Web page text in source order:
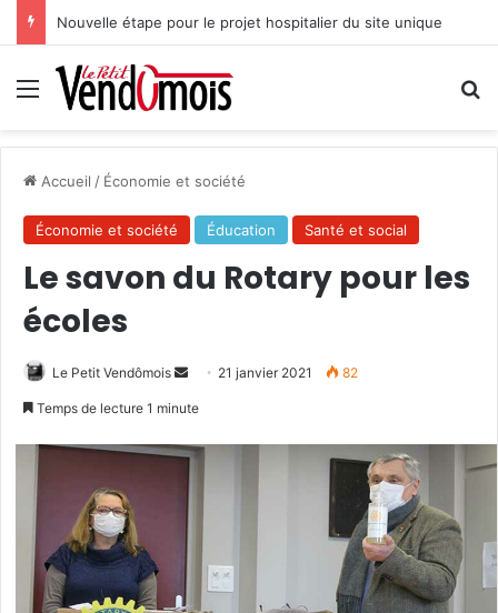
Nouvelle étape pour le projet hospitalier du site unique
Menu
Accueil / Économie et société
Économie et société Éducation Santé et social
Le savon du Rotary pour les
écoles
Le Petit Vendômois
o
e
21 janvier 2021 82
Temps de lecture 1 minute